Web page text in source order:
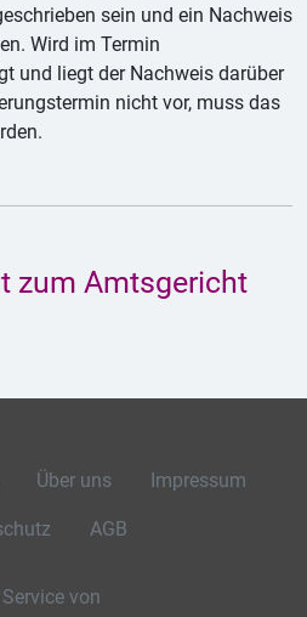
sein und ein Nachweis
Wird im Termin
und liegt der Nachweis darüber
nicht vor, muss das
zum Amtsgericht
Über uns Impressum
AGB
von